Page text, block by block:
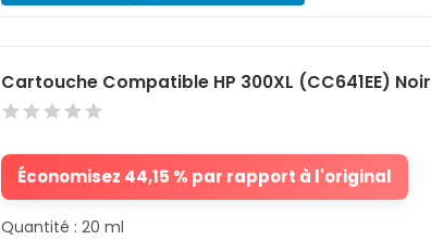
Cartouche Compatible HP 300XL (CC641EE) Noir
Économisez 44,15 % par rapport à l'original
Quantité : 20 ml